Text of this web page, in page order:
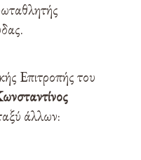
Επιτροπής του
άλλων: